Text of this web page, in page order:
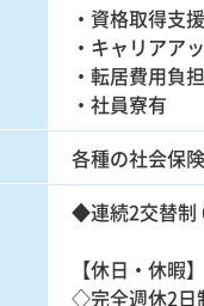
・資格取得支
・キャリアア
・転居費用負
・社員寮有
各種の社会保
◆連続2交替制
【休日・休暇】
◇完全週休2日